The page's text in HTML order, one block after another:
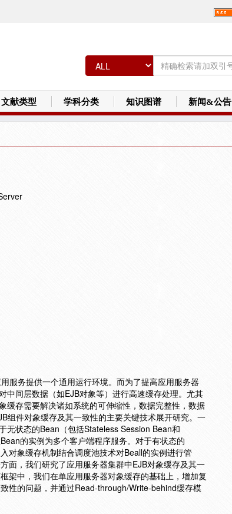
文献类型 学科分类 知识图谱 新闻&公告
服务提供一个通用运行环境。而为了提高应用服务器
中间层数据（如EJB对象等）进行高速缓存处理。尤其
缓存需要解决诸如系统的可伸缩性，数据完整性，数据
组件对象缓存及其一致性的主要关键技术展开研究。一
无状态的Bean（包括Stateless Session Bean和
的实例为多个客户端程序服务。对于有状态的
对象缓存机制结合调度池技术对Beall的实例进行管
面，我们研究了应用服务器集群中EJB对象缓存及其一
架中，我们在单应用服务器对象缓存的基础上，增加复
性的问题，并通过Read-through/Write-behind缓存模